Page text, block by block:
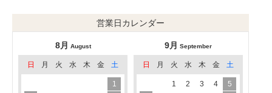
営業日カレンダー
8月 August
日 月 火 水 木 金 土
1
9月 September
日 月 火 水 木 金 土
1 2 3 4
5